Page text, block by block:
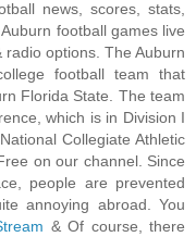
news, scores, stats,
football games live
radio options. The Auburn
football team that
Florida State. The team
which is in Division I
Collegiate Athletic
on our channel. Since
people are prevented
annoying abroad. You
& Of course, there